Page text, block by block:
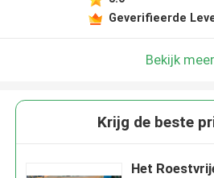
Geverifieerde
Bekijk meer
Krijg de beste
Het